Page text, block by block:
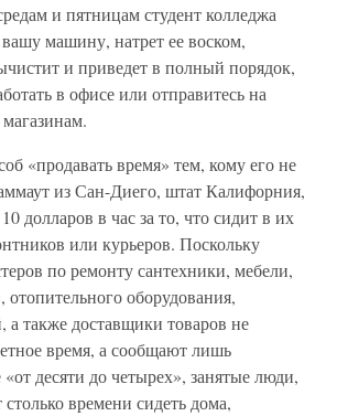
и пятницам студент колледжа
машину, натрет ее воском,
и приведет в полный порядок,
в офисе или отправитесь на
«продавать время» тем, кому его не
из Сан-Диего, штат Калифорния,
долларов в час за то, что сидит в их
или курьеров. Поскольку
по ремонту сантехники, мебели,
отопительного оборудования,
а также доставщики товаров не
время, а сообщают лишь
десяти до четырех», занятые люди,
времени сидеть дома,